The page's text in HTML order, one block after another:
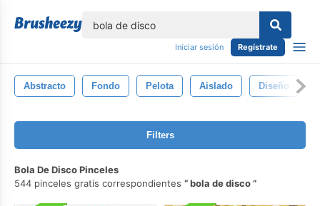
Iniciar sesión Regístrate
Abstracto Fondo Pelota Aislado Diseño
Filters
Bola De Disco Pinceles
544 pinceles gratis correspondientes
bola de disco